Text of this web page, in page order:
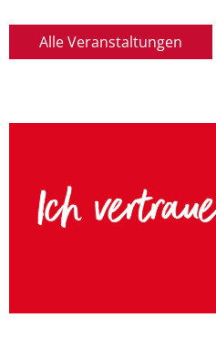
Alle Veranstaltungen